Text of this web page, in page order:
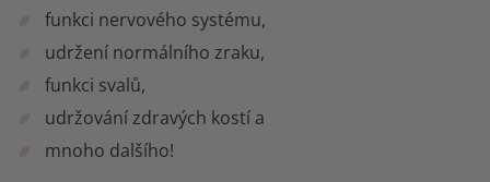
funkci nervového systému,
udržení normálního zraku,
funkci svalů,
udržování zdravých kostí a
mnoho dalšího!